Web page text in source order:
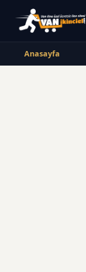
Anasayfa